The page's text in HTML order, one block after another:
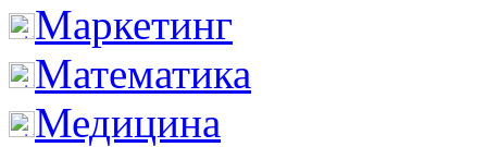
Маркетинг
Математика
Медицина